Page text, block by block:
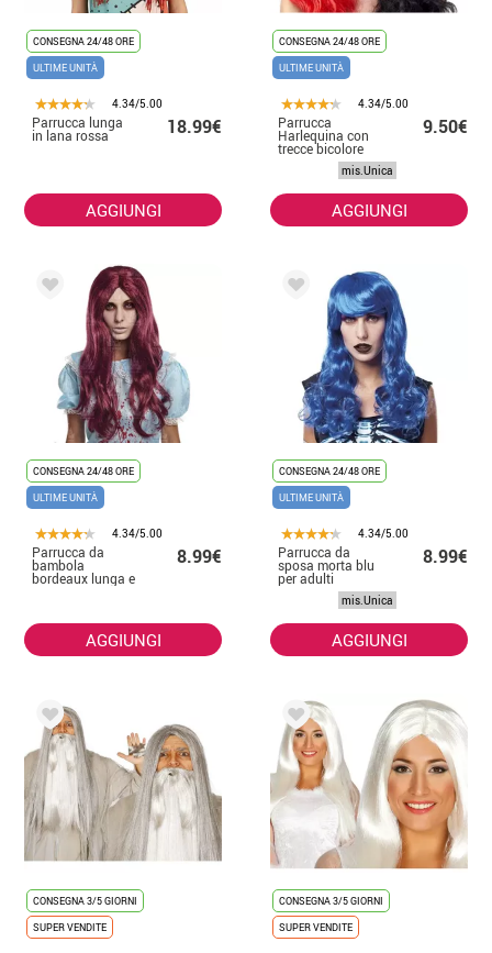
CONSEGNA 24/48 ORE
ULTIME UNITÀ
4.34/5.00
Parrucca lunga
in lana rossa 18.99€
AGGIUNGI
CONSEGNA 24/48 ORE
ULTIME UNITÀ
4.34/5.00
Parrucca
Harlequina con
trecce bicolore
9.50€
mis.Unica
AGGIUNGI
CONSEGNA 24/48 ORE
ULTIME UNITÀ
4.34/5.00
Parrucca da
bambola
bordeaux lunga e
8.99€
AGGIUNGI
CONSEGNA 24/48 ORE
ULTIME UNITÀ
4.34/5.00
Parrucca da
sposa morta blu
per adulti
8.99€
mis.Unica
AGGIUNGI
CONSEGNA 3/5 GIORNI
SUPER VENDITE
CONSEGNA 3/5 GIORNI
SUPER VENDITE